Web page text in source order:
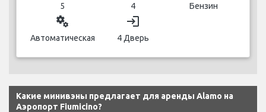
5 4 Бензин
miscellaneous_services
Автоматическая
login
4 Дверь
Какие минивэны предлагает для аренды Alamo на
Аэропорт Fiumicino?